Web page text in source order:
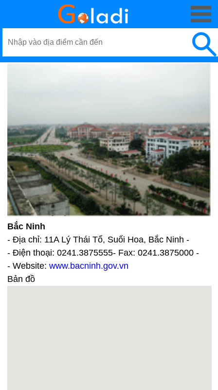
Bắc Ninh
- Địa chỉ: 11A Lý Thái Tổ, Suối Hoa, Bắc Ninh -
- Điện thoại: 0241.3875555- Fax: 0241.3875000 -
- Website: www.bacninh.gov.vn
Bản đồ